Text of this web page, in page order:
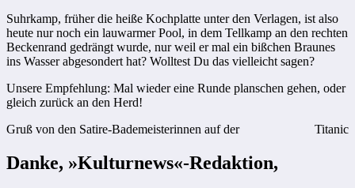
Suhrkamp, früher die heiße Kochplatte unter den Verlagen, ist also
heute nur noch ein lauwarmer Pool, in dem Tellkamp an den rechten
Beckenrand gedrängt wurde, nur weil er mal ein bißchen Braunes
ins Wasser abgesondert hat? Wolltest Du das vielleicht sagen?
Unsere Empfehlung: Mal wieder eine Runde planschen gehen, oder
gleich zurück an den Herd!
Gruß von den Satire-Bademeisterinnen auf der
Titanic
Danke, »Kulturnews«-Redaktion,